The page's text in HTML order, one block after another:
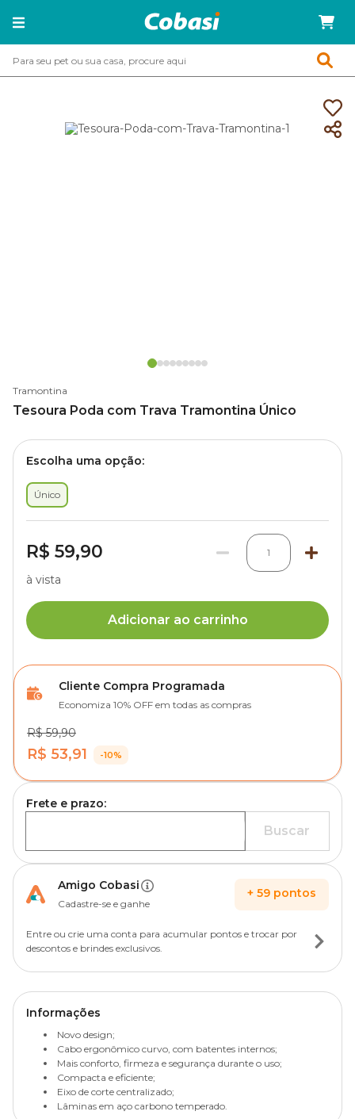
Tramontina
Tesoura Poda com Trava Tramontina Único
Escolha uma opção:
Único
R$ 59,90 1
à vista
Adicionar ao carrinho
Cliente Compra Programada
Economiza 10% OFF em todas as compras
R$ 59,90
R$ 53,91 -10%
Frete e prazo:
Buscar
Amigo Cobasi
Cadastre-se e ganhe
+ 59 pontos
Entre ou crie uma conta para acumular pontos e trocar por
descontos e brindes exclusivos.
Informações
Novo design;
Cabo ergonômico curvo, com batentes internos;
Mais conforto, firmeza e segurança durante o uso;
Compacta e eficiente;
Eixo de corte centralizado;
Lâminas em aço carbono temperado.